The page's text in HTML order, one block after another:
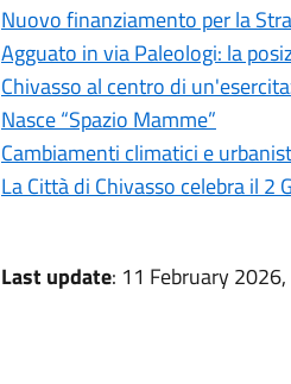
Nuovo finanziamento per la
Agguato in via Paleologi: la
Chivasso al centro di
Nasce “Spazio Mamme”
Cambiamenti climatici e
La Città di Chivasso celebra il 2
Last update: 11 February